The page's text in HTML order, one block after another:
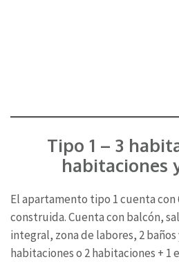
Tipo 1 – 3
habitaciones
El apartamento tipo 1 cuenta con
construida. Cuenta con balcón,
integral, zona de labores, 2
habitaciones o 2 habitaciones + 1